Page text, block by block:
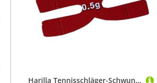
Harilla Tennisschläger-Schwunggewichtstrainingshilfe, Training mit verbesserter Kontrolle, Badmintonschläger, gewichtet für Jugendliche, Rot